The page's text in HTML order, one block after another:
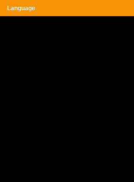
Language